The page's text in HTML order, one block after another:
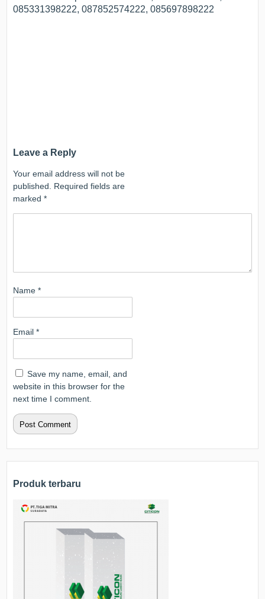
085331398222, 087852574222, 085697898222
Leave a Reply
Your email address will not be
published. Required fields are
marked*
Name*
Email*
Save my name, email, and
website in this browser for the
next time I comment.
Produk terbaru